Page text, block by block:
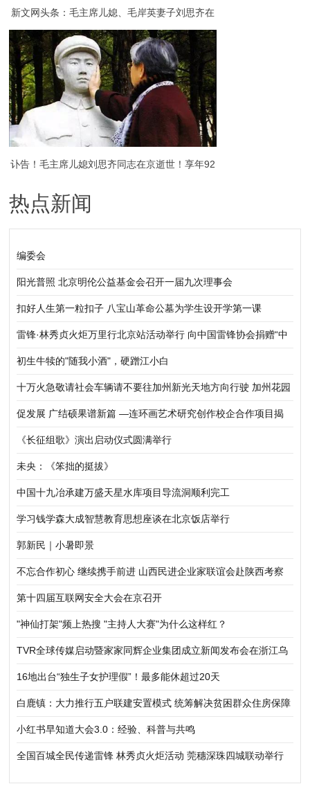
新文网头条：毛主席儿媳、毛岸英妻子刘思齐在
京病逝，享年92岁
讣告！毛主席儿媳刘思齐同志在京逝世！享年92
热点新闻
编委会
阳光普照 北京明伦公益基金会召开一届九次理事会
扣好人生第一粒扣子 八宝山革命公墓为学生设开学第一课
雷锋·林秀贞火炬万里行北京站活动举行 向中国雷锋协会捐赠“中
华五福吉神”作品
初生牛犊的"随我小酒"，硬蹭江小白
十万火急敬请社会车辆请不要往加州新光天地方向行驶 加州花园
A4幢发生火灾
促发展 广结硕果谱新篇 —连环画艺术研究创作校企合作项目揭
牌仪式隆重举行
《长征组歌》演出启动仪式圆满举行
未央：《笨拙的挺拔》
中国十九冶承建万盛天星水库项目导流洞顺利完工
学习钱学森大成智慧教育思想座谈在北京饭店举行
郭新民｜小暑即景
不忘合作初心 继续携手前进 山西民进企业家联谊会赴陕西考察
学习
第十四届互联网安全大会在京召开
"神仙打架"频上热搜 "主持人大赛"为什么这样红？
TVR全球传媒启动暨家家同辉企业集团成立新闻发布会在浙江乌
镇举行
16地出台“独生子女护理假”！最多能休超过20天
白鹿镇：大力推行五户联建安置模式 统筹解决贫困群众住房保障
小红书早知道大会3.0：经验、科普与共鸣
全国百城全民传递雷锋 林秀贞火炬活动 莞穗深珠四城联动举行